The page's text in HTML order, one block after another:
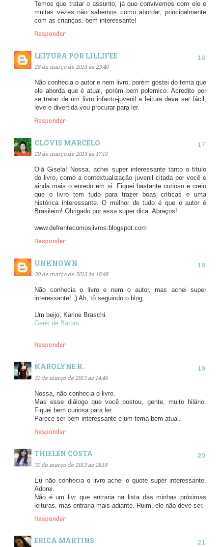
Temos que tratar o assunto, já que convivemos com ele e
muitas vezes não sabemos como abordar, principalmente
com as crianças. bem interessante!
Responder
LEITURA POR LILLIFEE
28 de março de 2013 às 23:40
Não conhecia o autor e nem livro, porém gostei do tema que
ele aborda que é atual, porém bem polemico. Acredito por
se tratar de um livro infanto-juvenil a leitura deve ser fácil,
leve e divertida vou procurar para ler.
Responder
CLÓVIS MARCELO
29 de março de 2013 às 17:10
Olá Gisela! Nossa, achei super interessante tanto o título
do livro, como a contextualização juvenil citada por você e
ainda mais o enredo em si. Fiquei bastante curioso e creio
que o livro tem tudo para trazer boas críticas e uma
histórica interessante. O melhor de tudo é que o autor é
Brasileiro! Obrigado por essa super dica. Abraços!
www.defrentecomoslivros.blogspot.com
Responder
UNKNOWN
30 de março de 2013 às 16:48
Não conhecia o livro e nem o autor, mas achei super
interessante! ;) Ah, tô seguindo o blog.
Um beijo, Karine Braschi.
Geek de Batom.
Responder
KAROLYNE K.
31 de março de 2013 às 14:46
Nossa, não conhecia o livro.
Mas esse diálogo que você postou, gente, muito hilário.
Fiquei bem curiosa para ler.
Parece ser bem interessante e um tema bem atual.
Responder
THIELEN COSTA
31 de março de 2013 às 18:19
Eu não conhecia o livro achei o quote super interessante.
Adorei.
Não é um livr que entraria na lista das minhas próximas
leituras, mas entraria mais adiante. Ruim, ele não deve ser.
Responder
ERICA MARTINS